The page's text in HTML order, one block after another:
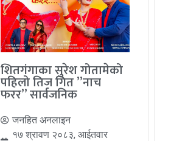
शितगंगाका सुरेश गोतामेको
पहिलो तिज गित ”नाच
फरर” सार्वजनिक
जनहित अनलाइन
१७ श्रावण २०८३, आईतवार